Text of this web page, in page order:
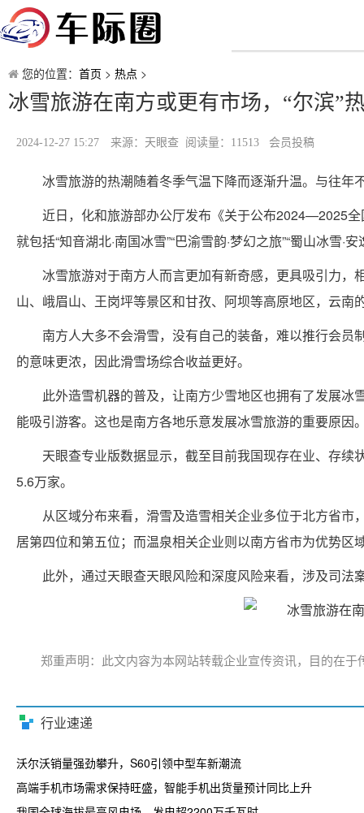
您的位置： 首页 > 热点 >
冰雪旅游在南方或更有市场，“尔滨”
2024-12-27 15:27 来源：天眼查 阅读量：11513 会员投稿
冰雪旅游的热潮随着冬季气温下降而逐渐升温。与往年
近日，化和旅游部办公厅发布《关于公布2024—2025
就包括“知音湖北·南国冰雪”“巴渝雪韵·梦幻之旅”“蜀山冰雪·
冰雪旅游对于南方人而言更加有新奇感，更具吸引力
山、峨眉山、王岗坪等景区和甘孜、阿坝等高原地区，云
南方人大多不会滑雪，没有自己的装备，难以推行会
的意味更浓，因此滑雪场综合收益更好。
此外造雪机器的普及，让南方少雪地区也拥有了发展
能吸引游客。这也是南方各地乐意发展冰雪旅游的重要原因
天眼查专业版数据显示，截至目前我国现存在业、存
5.6万家。
从区域分布来看，滑雪及造雪相关企业多位于北方省
居第四位和第五位；而温泉相关企业则以南方省市为优势
此外，通过天眼查天眼风险和深度风险来看，涉及司
郑重声明：此文内容为本网站转载企业宣传资讯，目的在
行业速递
沃尔沃销量强劲攀升，S60引领中型车新潮流
高端手机市场需求保持旺盛，智能手机出货量预计同比上升